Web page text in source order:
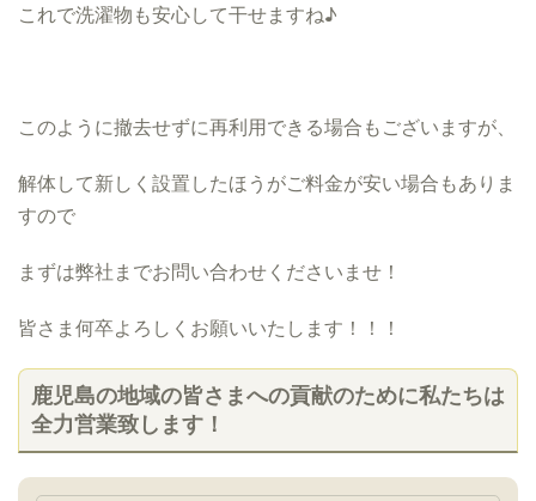
これで洗濯物も安心して干せますね♪
このように撤去せずに再利用できる場合もございますが、
解体して新しく設置したほうがご料金が安い場合もありま
すので
まずは弊社までお問い合わせくださいませ！
皆さま何卒よろしくお願いいたします！！！
鹿児島の地域の皆さまへの貢献のために私たちは
全力営業致します！